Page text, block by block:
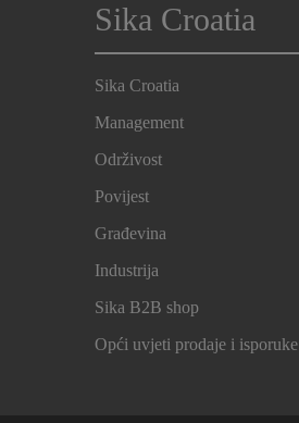
Sika Croatia
Sika Croatia
Management
Održivost
Povijest
Građevina
Industrija
Sika B2B shop
Opći uvjeti prodaje i isporuke